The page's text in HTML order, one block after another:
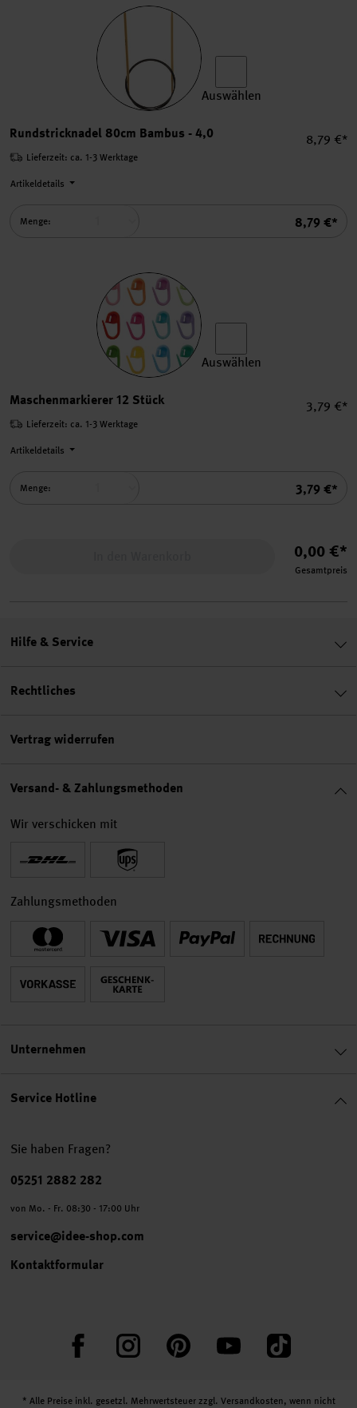
Auswählen
Rundstricknadel 80cm Bambus - 4,0
8,79 €*
Summe
8,79 €*
Lieferzeit: ca. 1-3 Werktage
Artikeldetails
Menge:
Auswählen
Maschenmarkierer 12 Stück
3,79 €*
Summe
3,79 €*
Lieferzeit: ca. 1-3 Werktage
Artikeldetails
Menge:
0,00 €*
Gesamtpreis
Service Hotline
Sie haben Fragen?
Telefonnummer
05251 2882 282
von Mo. - Fr. 08:30 - 17:00 Uhr
service@idee-shop.com
Kontaktformular
FacebookInstagram PinterestYouTube TikTok
Hilfe & Service
Rechtliches
Vertrag widerrufen
Versand- & Zahlungsmethoden
Wir verschicken mit
Zahlungsmethoden
Unternehmen
* Alle Preise inkl. gesetzl. Mehrwertsteuer zzgl. Versandkosten, wenn nicht